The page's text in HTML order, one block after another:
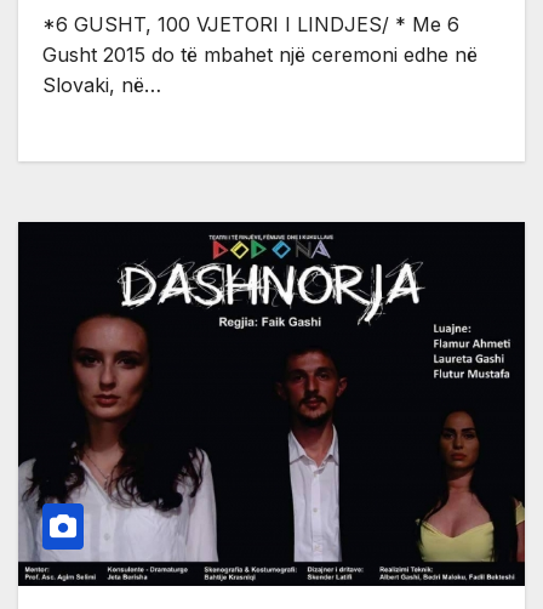
*6 GUSHT, 100 VJETORI I LINDJES/ * Me 6
Gusht 2015 do të mbahet një ceremoni edhe në
Slovaki, në…